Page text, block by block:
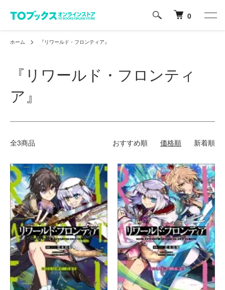
0
ホーム 『リワールド・フロンティア』
『リワールド・フロンティ
ア』
全3商品 おすすめ順 価格順 新着順